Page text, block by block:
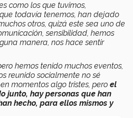
como los que tuvimos,
todavía tenemos, han dejado
otros, quizá este sea uno de
sensibilidad, hemos
manera, nos hace sentir
hemos tenido muchos eventos,
reunido socialmente no sé
momentos algo tristes, pero el
junto, hay personas que han
hecho, para ellos mismos y